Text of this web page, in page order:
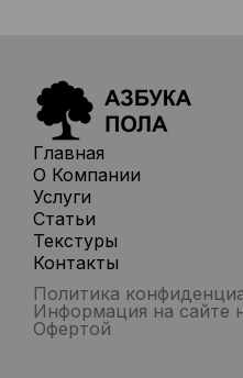
Главная
О Компании
Услуги
Статьи
Текстуры
Контакты
Политика
Информация на сайте
Офертой